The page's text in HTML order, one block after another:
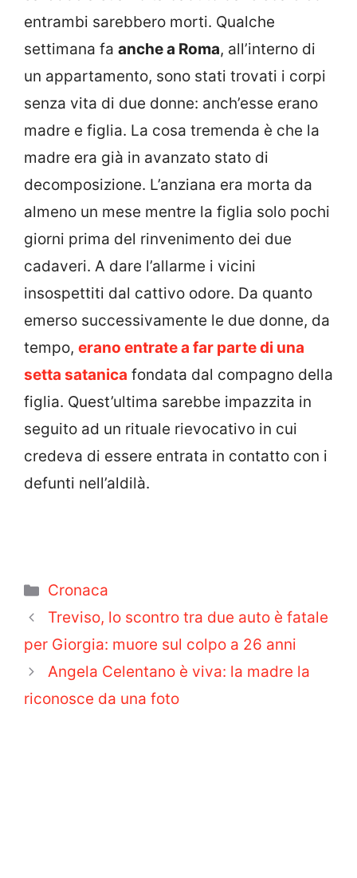
entrambi sarebbero morti. Qualche
settimana fa anche a Roma, all’interno di
un appartamento, sono stati trovati i corpi
senza vita di due donne: anch’esse erano
madre e figlia. La cosa tremenda è che la
madre era già in avanzato stato di
decomposizione. L’anziana era morta da
almeno un mese mentre la figlia solo pochi
giorni prima del rinvenimento dei due
cadaveri. A dare l’allarme i vicini
insospettiti dal cattivo odore. Da quanto
emerso successivamente le due donne, da
tempo, erano entrate a far parte di una
setta satanica fondata dal compagno della
figlia. Quest’ultima sarebbe impazzita in
seguito ad un rituale rievocativo in cui
credeva di essere entrata in contatto con i
defunti nell’aldilà.
Categorie
Cronaca
Treviso, lo scontro tra due auto è fatale
per Giorgia: muore sul colpo a 26 anni
Angela Celentano è viva: la madre la
riconosce da una foto